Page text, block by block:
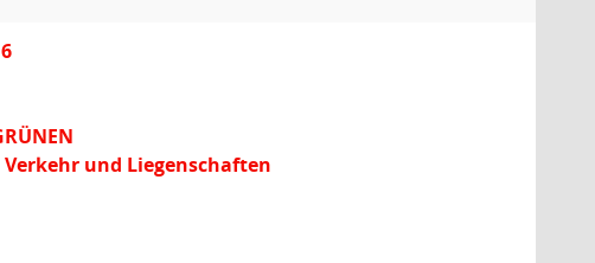
und Liegenschaften